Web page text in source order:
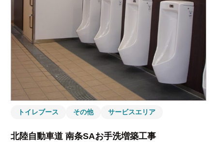
トイレブース その他 サービスエリア
北陸自動車道 南条SAお手洗増築工事